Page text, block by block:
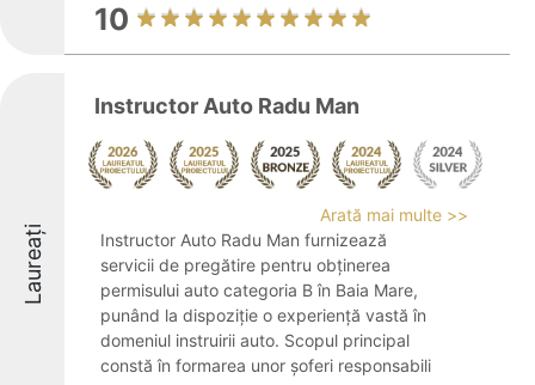
10
Laureați
Instructor Auto Radu Man
Arată mai multe >>
Instructor Auto Radu Man furnizează
servicii de pregătire pentru obținerea
permisului auto categoria B în Baia Mare,
punând la dispoziție o experiență vastă în
domeniul instruirii auto. Scopul principal
constă în formarea unor șoferi responsabili